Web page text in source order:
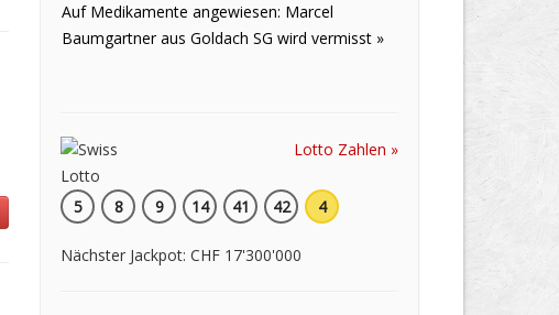
Auf Medikamente angewiesen: Marcel
Baumgartner aus Goldach SG wird vermisst »
Lotto Zahlen »
5 8 9 14 41 42 4
Nächster Jackpot: CHF 17'300'000